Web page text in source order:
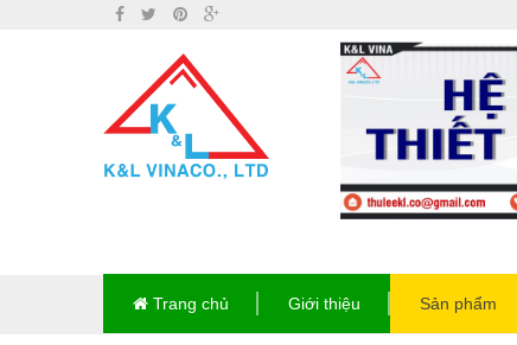
Trang chủ Giới thiệu Sản phẩm